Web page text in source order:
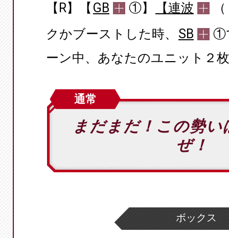
【R】【 GB ①】 【連波
クかブーストした時、
SB
①
ーン中、あなたのユニット２
通常
まだまだ！この勢
ぜ！
ボックス